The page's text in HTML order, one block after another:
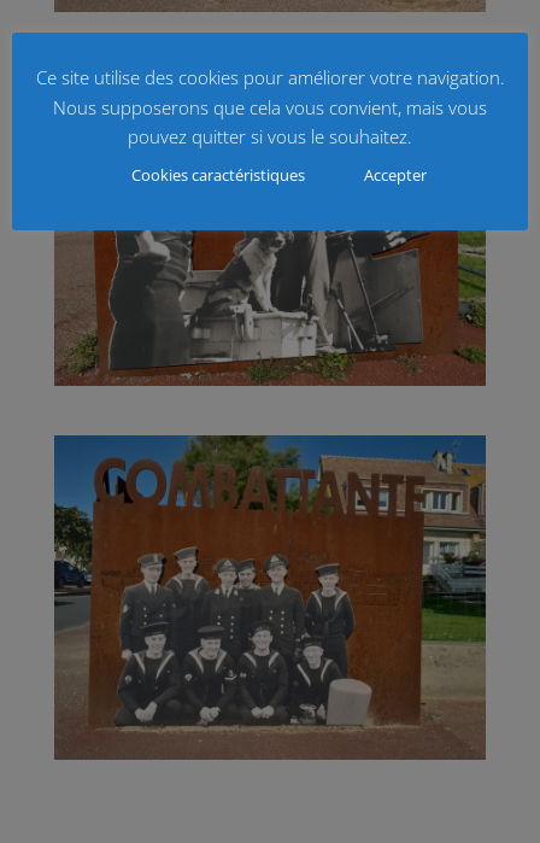
Ce site utilise des cookies pour améliorer votre navigation.
Nous supposerons que cela vous convient, mais vous
pouvez quitter si vous le souhaitez.
Cookies caractéristiques Accepter